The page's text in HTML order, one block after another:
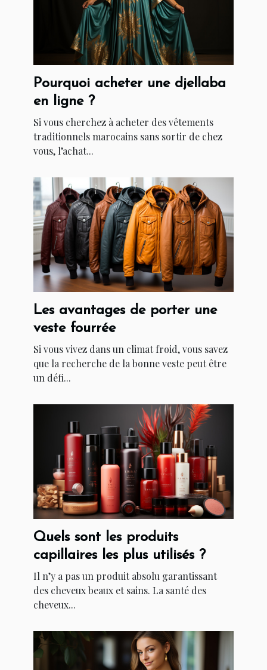
Pourquoi acheter une djellaba
en ligne ?
Si vous cherchez à acheter des vêtements
traditionnels marocains sans sortir de chez
vous, l’achat...
Les avantages de porter une
veste fourrée
Si vous vivez dans un climat froid, vous savez
que la recherche de la bonne veste peut être
un défi...
Quels sont les produits
capillaires les plus utilisés ?
Il n’y a pas un produit absolu garantissant
des cheveux beaux et sains. La santé des
cheveux...